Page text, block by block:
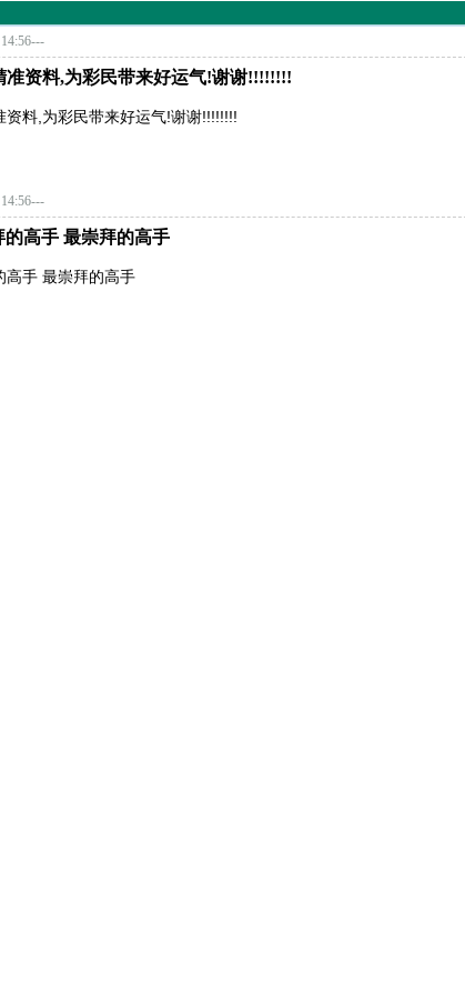
---
准资料,为彩民带来好运气!谢谢!!!!!!!!
资料,为彩民带来好运气!谢谢!!!!!!!!
---
高手 最崇拜的高手
高手 最崇拜的高手